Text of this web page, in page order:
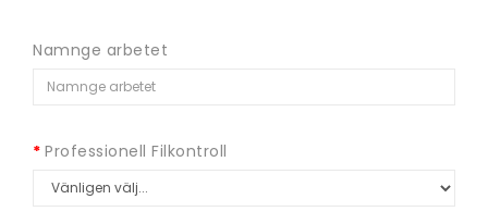
Namnge arbetet
Professionell Filkontroll